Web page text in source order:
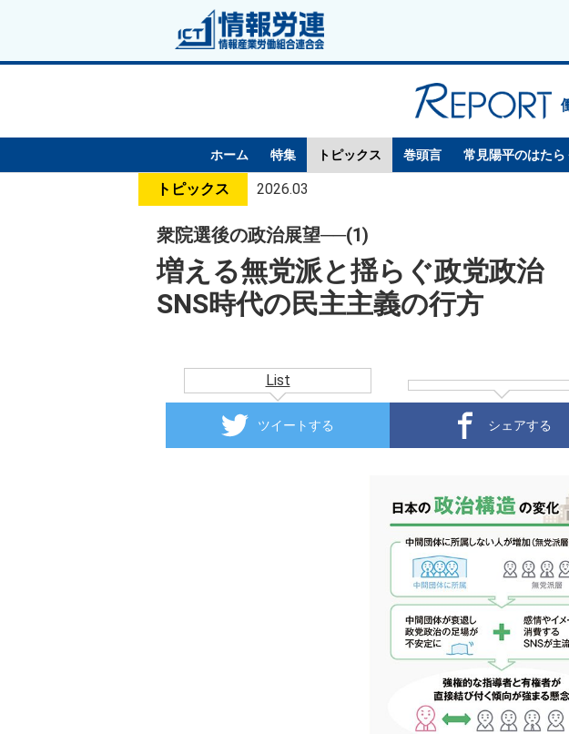
ホーム 特集 トピックス 巻頭言 常見陽平のはたら
トピックス 2026.03
衆院選後の政治展望──(1)
増える無党派と揺らぐ政党政治
SNS時代の民主主義の行方
List
ツイートする シェアする